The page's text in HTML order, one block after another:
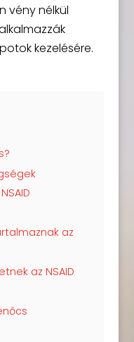
vény nélkül
kezelésére.
az
az NSAID